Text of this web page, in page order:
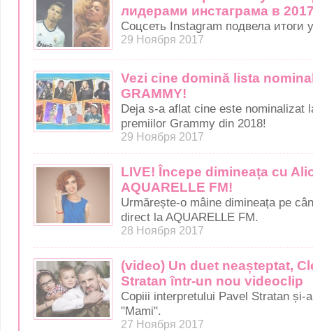
лидерами инстаграма в
Соцсеть Instagram подвела итоги
29 Ноября 2017
Vezi cine domină lista
GRAMMY!
Deja s-a aflat cine este nominalizat
premiilor Grammy din 2018!
29 Ноября 2017
LIVE! Începe dimineața cu
AQUARELLE FM!
Urmărește-o mâine dimineața pe
direct la AQUARELLE FM.
28 Ноября 2017
(video) Un duet neașteptat,
Stratan într-un nou videoclip
Copiii interpretului Pavel Stratan și-
"Mami".
27 Ноября 2017